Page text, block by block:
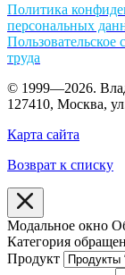
Политика
персональных
Пользовательское
труда
© 1999—2026.
127410, Москва,
Карта сайта
Возврат к списку
Модальное окно
Категория
Продукт